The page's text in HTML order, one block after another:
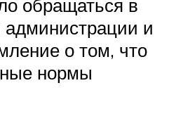
обращаться в
администрации и
о том, что
нормы